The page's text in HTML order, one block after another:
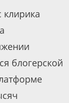
клирика
блогерской